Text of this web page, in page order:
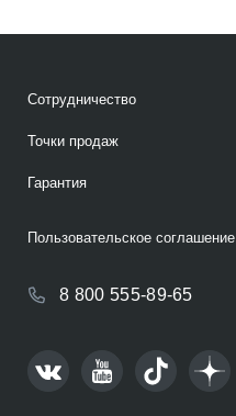
Сотрудничество
Точки продаж
Гарантия
8 800 555-89-65
Пользовательское соглашение